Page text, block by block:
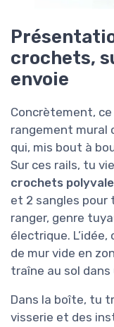
crochets,
envoie
Concrètement,
rangement mural
qui, mis bout à
Sur ces rails, tu
crochets
et 2 sangles pour
ranger, genre
électrique.
de mur vide en
traîne au sol dans
Dans la boîte, tu
visserie et des